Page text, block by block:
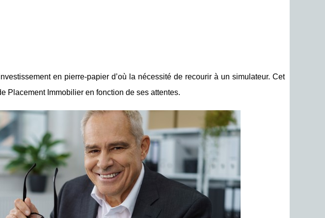
en pierre-papier d’où la nécessité de recourir à un simulateur. Cet
Placement Immobilier en fonction de ses attentes.